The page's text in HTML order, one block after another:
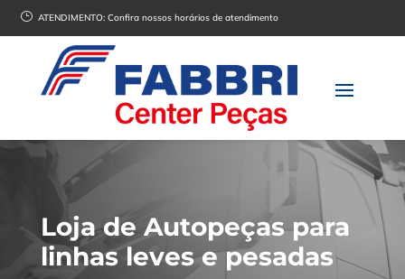
} ATENDIMENTO:Confira nossos horários de atendimento
Loja de Autopeças para
linhas leves e pesadas